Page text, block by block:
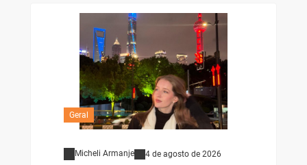
Geral
Micheli Armanje 4 de agosto de 2026